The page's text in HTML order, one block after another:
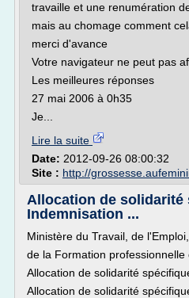
travaille et une renumération
mais au chomage comment
merci d'avance
Votre navigateur ne peut pas
Les meilleures réponses
27 mai 2006 à 0h35
Je...
Lire la suite
Date: 2012-09-26 08:00:32
Site : http://
Allocation de solidarité
Indemnisation ...
Ministère du Travail, de l'Emploi,
de la Formation professionnelle
Allocation de solidarité
Allocation de solidarité